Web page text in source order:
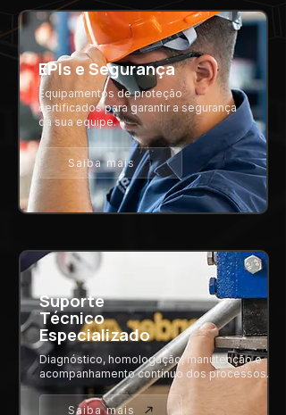
EPIs e Segurança
Equipamentos de proteção
certificados para garantir a segurança
da sua equipe.
Saiba mais
Suporte
Técnico
Especializado
Diagnóstico, homologação, manutenção e
acompanhamento contínuo dos processos.
Saiba mais